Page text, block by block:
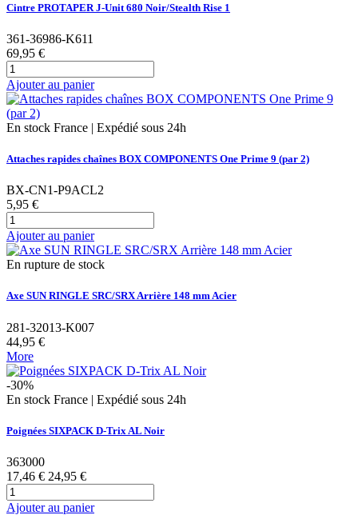
Cintre PROTAPER J-Unit 680 Noir/Stealth Rise 1
361-36986-K611
69,95 €
Ajouter au panier
En stock France | Expédié sous 24h
Attaches rapides chaînes BOX COMPONENTS One Prime 9 (par 2)
BX-CN1-P9ACL2
5,95 €
Ajouter au panier
En rupture de stock
Axe SUN RINGLE SRC/SRX Arrière 148 mm Acier
281-32013-K007
44,95 €
More
-30%
En stock France | Expédié sous 24h
Poignées SIXPACK D-Trix AL Noir
363000
17,46 € 24,95 €
Ajouter au panier